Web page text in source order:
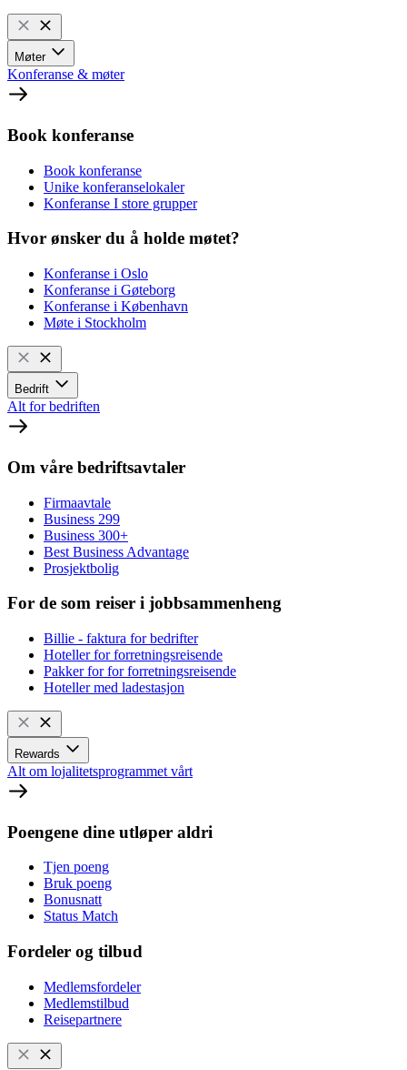
Møter
Konferanse & møter
Book konferanse
Book konferanse
Unike konferanselokaler
Konferanse I store grupper
Hvor ønsker du å holde møtet?
Konferanse i Oslo
Konferanse i Gøteborg
Konferanse i København
Møte i Stockholm
Bedrift
Alt for bedriften
Om våre bedriftsavtaler
Firmaavtale
Business 299
Business 300+
Best Business Advantage
Prosjektbolig
For de som reiser i jobbsammenheng
Billie - faktura for bedrifter
Hoteller for forretningsreisende
Pakker for for forretningsreisende
Hoteller med ladestasjon
Rewards
Alt om lojalitetsprogrammet vårt
Poengene dine utløper aldri
Tjen poeng
Bruk poeng
Bonusnatt
Status Match
Fordeler og tilbud
Medlemsfordeler
Medlemstilbud
Reisepartnere